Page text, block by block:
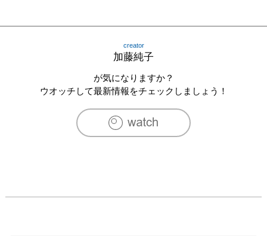
creator
加藤純子
が気になりますか？
ウオッチして最新情報をチェックしましょう！